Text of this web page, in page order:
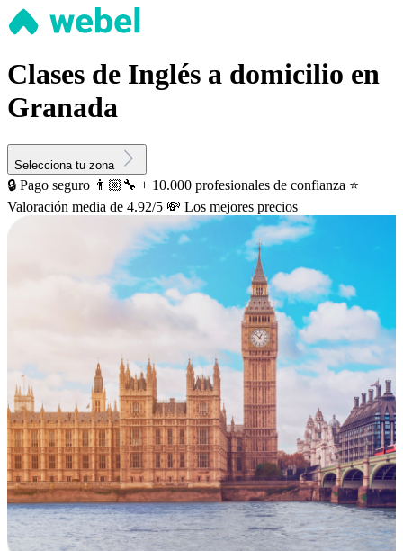
Clases de Inglés a domicilio en
Granada
Selecciona tu zona
🔒 Pago seguro 👨🏼‍🔧 + 10.000 profesionales de confianza ⭐️
Valoración media de 4.92/5 💸 Los mejores precios